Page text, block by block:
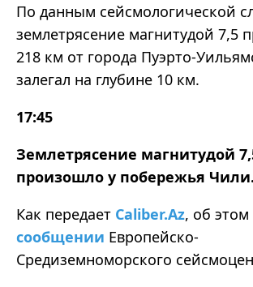
По данным сейсмологической
землетрясение магнитудой 7,5
218 км от города Пуэрто-
залегал на глубине 10 км.
17:45
Землетрясение магнитудой
произошло у побережья Чили.
Как передает Caliber.Az, об этом
сообщении Европейско-
Средиземноморского